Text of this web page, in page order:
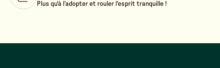
Plus qu'à l'adopter et rouler l'esprit tranquille !